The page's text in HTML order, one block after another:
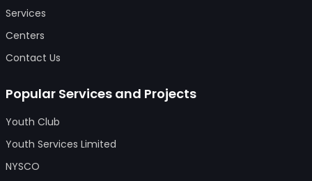
Services
Centers
Contact Us
Popular Services and Projects
Youth Club
Youth Services Limited
NYSCO